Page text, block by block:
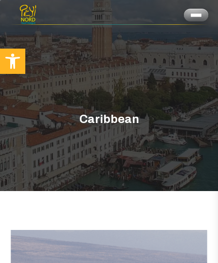
Ouvrir la barre d’outils
Caribbean